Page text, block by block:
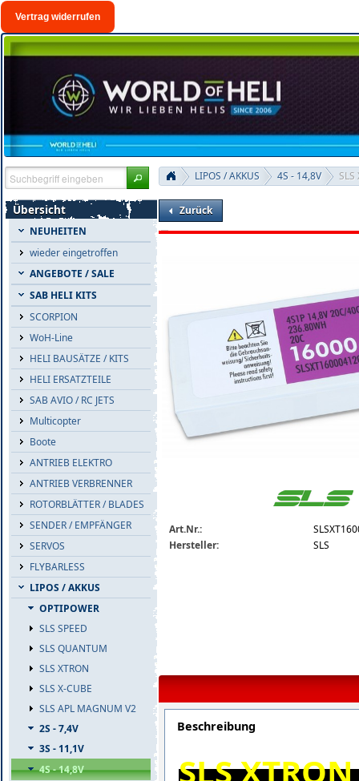
Vertrag widerrufen
Übersicht
NEUHEITEN
wieder eingetroffen
ANGEBOTE / SALE
SAB HELI KITS
SCORPION
WoH-Line
HELI BAUSÄTZE / KITS
HELI ERSATZTEILE
SAB AVIO / RC JETS
Multicopter
Boote
ANTRIEB ELEKTRO
ANTRIEB VERBRENNER
ROTORBLÄTTER / BLADES
SENDER / EMPFÄNGER
SERVOS
FLYBARLESS
LIPOS / AKKUS
OPTIPOWER
SLS SPEED
SLS QUANTUM
SLS XTRON
SLS X-CUBE
SLS APL MAGNUM V2
2S - 7,4V
3S - 11,1V
4S - 14,8V
LIPOS / AKKUS 4S - 14,8V
Zurück
Art.Nr.:
Hersteller:
SLS
Beschreibung
SLS